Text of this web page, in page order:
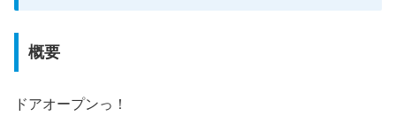
概要
ドアオープンっ！